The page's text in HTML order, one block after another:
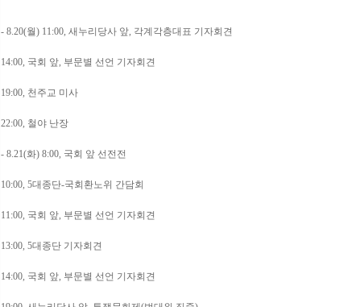
- 8.20(월) 11:00, 새누리당사 앞, 각계각층대표 기자회견
14:00, 국회 앞, 부문별 선언 기자회견
19:00, 천주교 미사
22:00, 철야 난장
- 8.21(화) 8:00, 국회 앞 선전전
10:00, 5대종단-국회환노위 간담회
11:00, 국회 앞, 부문별 선언 기자회견
13:00, 5대종단 기자회견
14:00, 국회 앞, 부문별 선언 기자회견